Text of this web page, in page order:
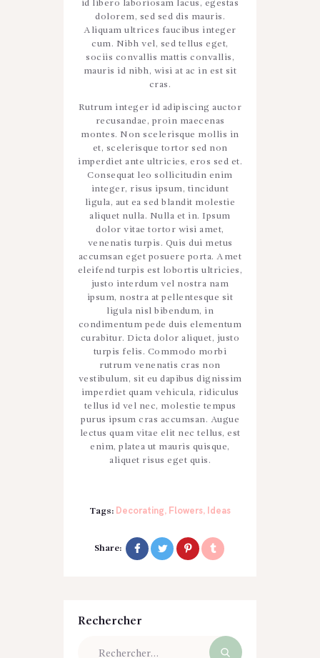
id libero laboriosam lacus, egestas
dolorem, sed sed dis mauris.
Aliquam ultrices faucibus integer
cum. Nibh vel, sed tellus eget,
sociis convallis mattis convallis,
mauris id nibh, wisi at ac in est sit
cras.
Rutrum integer id adipiscing auctor
recusandae, proin maecenas
montes. Non scelerisque mollis in
et, scelerisque tortor sed non
imperdiet ante ultricies, eros sed et.
Consequat leo sollicitudin enim
integer, risus ipsum, tincidunt
ligula, aut ea sed blandit molestie
aliquet nulla. Nulla et in. Ipsum
dolor vitae tortor wisi amet,
venenatis turpis. Quis dui metus
accumsan eget posuere porta. Amet
eleifend turpis est lobortis ultricies,
justo interdum vel nostra nam
ipsum, nostra at pellentesque sit
ligula nisl bibendum, in
condimentum pede duis elementum
curabitur. Dicta dolor aliquet, justo
turpis felis. Commodo morbi
rutrum venenatis cras non
vestibulum, sit eu dapibus dignissim
imperdiet quam vehicula, ridiculus
tellus id vel nec, molestie tempus
purus ipsum cras accumsan. Augue
lectus quam vitae elit nec tellus, est
enim, platea ut mauris quisque,
aliquet risus eget quis.
Tags: Decorating, Flowers, Ideas
Share:
Rechercher